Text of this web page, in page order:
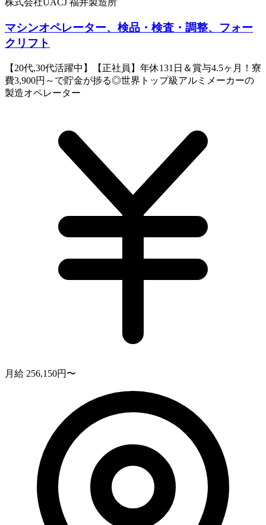
株式会社UACJ 福井製造所
マシンオペレーター、検品・検査・調整、フォー
クリフト
【20代,30代活躍中】【正社員】年休131日＆賞与4.5ヶ月！寮
費3,900円～で貯金が捗る◎世界トップ級アルミメーカーの
製造オペレーター
月給 256,150円〜